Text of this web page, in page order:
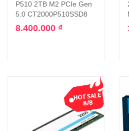
P510 2TB M2 PCIe Gen
5.0 CT2000P510SSD8
8.400.000 ₫